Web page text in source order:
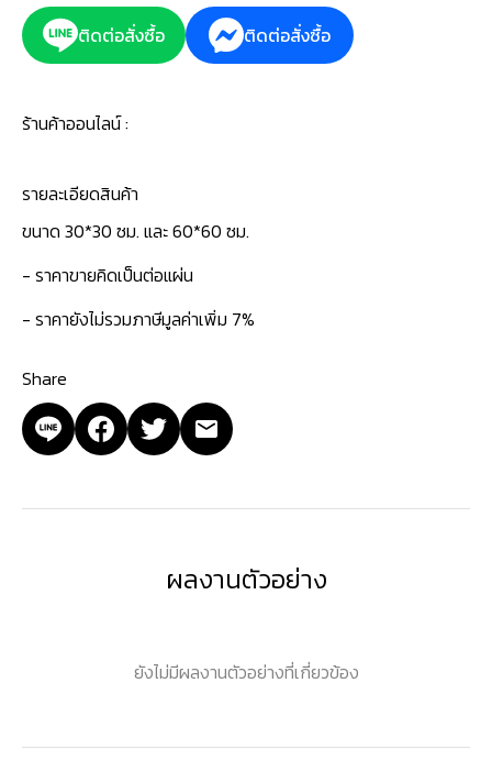
ติดต่อสั่งซื้อ
ติดต่อสั่งซื้อ
ร้านค้าออนไลน์ :
รายละเอียดสินค้า
ขนาด 30*30 ซม. และ 60*60 ซม.
- ราคาขายคิดเป็นต่อแผ่น
- ราคายังไม่รวมภาษีมูลค่าเพิ่ม 7%
Share
ผลงานตัวอย่าง
ยังไม่มีผลงานตัวอย่างที่เกี่ยวข้อง